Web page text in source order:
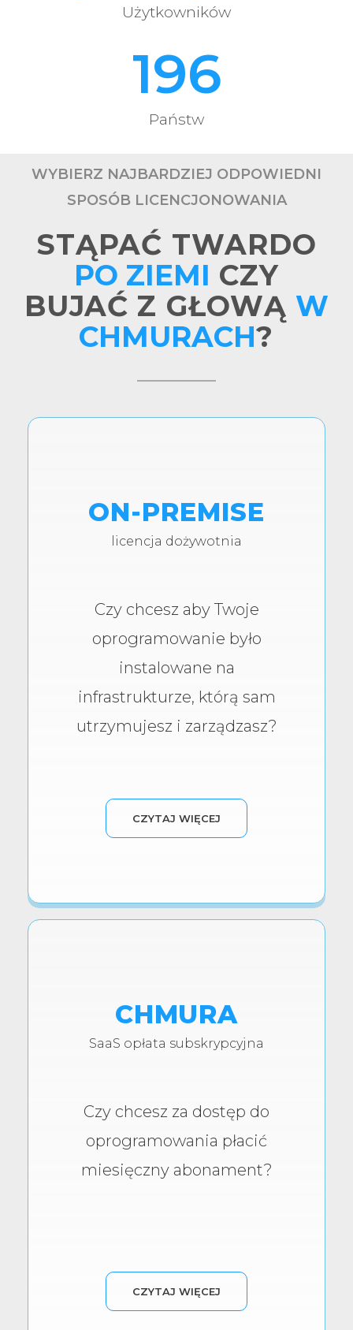
Użytkowników
Państw
196
WYBIERZ NAJBARDZIEJ ODPOWIEDNI
SPOSÓB LICENCJONOWANIA
STĄPAĆ TWARDO
PO ZIEMI CZY
BUJAĆ Z GŁOWĄ W
CHMURACH?
ON-PREMISE
licencja dożywotnia
Czy chcesz aby Twoje
oprogramowanie było
instalowane na
infrastrukturze, którą sam
utrzymujesz i zarządzasz?
CZYTAJ WIĘCEJ
CHMURA
SaaS opłata subskrypcyjna
Czy chcesz za dostęp do
oprogramowania płacić
miesięczny abonament?
CZYTAJ WIĘCEJ